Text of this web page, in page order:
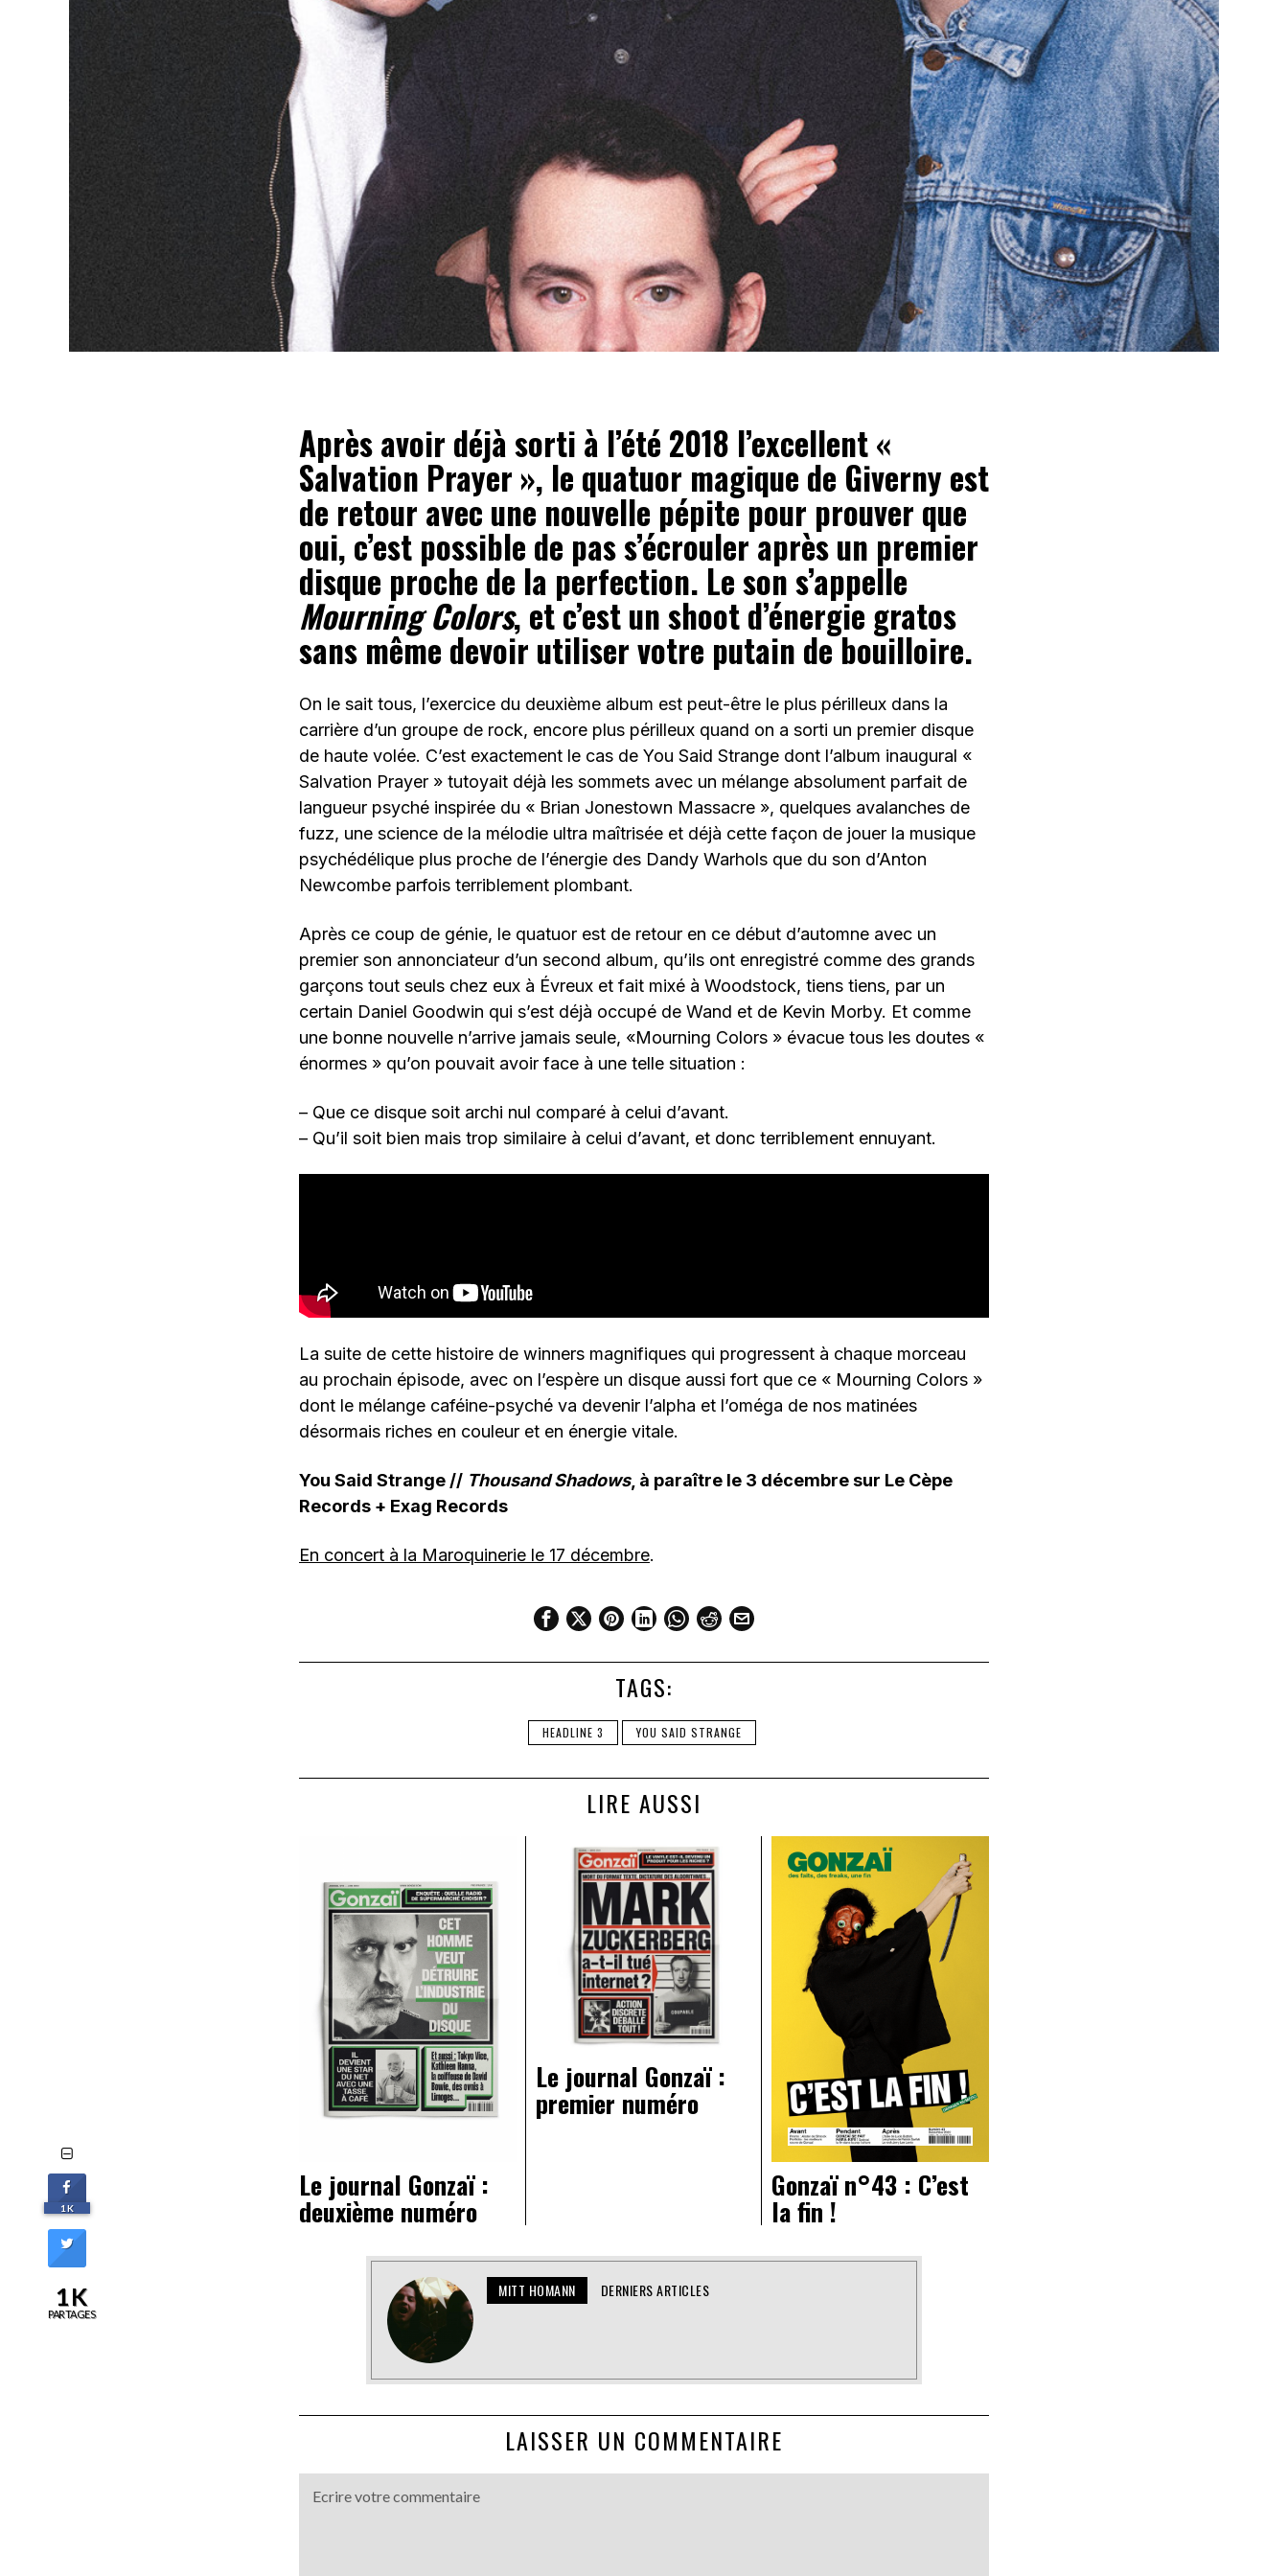
Après avoir déjà sorti à l’été 2018 l’excellent «
Salvation Prayer », le quatuor magique de Giverny est
de retour avec une nouvelle pépite pour prouver que
oui, c’est possible de pas s’écrouler après un premier
disque proche de la perfection. Le son s’appelle
Mourning Colors, et c’est un shoot d’énergie gratos
sans même devoir utiliser votre putain de bouilloire.
On le sait tous, l’exercice du deuxième album est peut-être le plus périlleux dans la
carrière d’un groupe de rock, encore plus périlleux quand on a sorti un premier disque
de haute volée. C’est exactement le cas de You Said Strange dont l’album inaugural «
Salvation Prayer » tutoyait déjà les sommets avec un mélange absolument parfait de
langueur psyché inspirée du « Brian Jonestown Massacre », quelques avalanches de
fuzz, une science de la mélodie ultra maîtrisée et déjà cette façon de jouer la musique
psychédélique plus proche de l’énergie des Dandy Warhols que du son d’Anton
Newcombe parfois terriblement plombant.
Après ce coup de génie, le quatuor est de retour en ce début d’automne avec un
premier son annonciateur d’un second album, qu’ils ont enregistré comme des grands
garçons tout seuls chez eux à Évreux et fait mixé à Woodstock, tiens tiens, par un
certain Daniel Goodwin qui s’est déjà occupé de Wand et de Kevin Morby. Et comme
une bonne nouvelle n’arrive jamais seule, «Mourning Colors » évacue tous les doutes «
énormes » qu’on pouvait avoir face à une telle situation :
– Que ce disque soit archi nul comparé à celui d’avant.
– Qu’il soit bien mais trop similaire à celui d’avant, et donc terriblement ennuyant.
La suite de cette histoire de winners magnifiques qui progressent à chaque morceau
au prochain épisode, avec on l’espère un disque aussi fort que ce « Mourning Colors »
dont le mélange caféine-psyché va devenir l’alpha et l’oméga de nos matinées
désormais riches en couleur et en énergie vitale.
You Said Strange // Thousand Shadows, à paraître le 3 décembre sur Le Cèpe
Records + Exag Records
En concert à la Maroquinerie le 17 décembre.
TAGS:
HEADLINE 3 YOU SAID STRANGE
LIRE AUSSI
Le journal Gonzaï :
deuxième numéro
Le journal Gonzaï :
premier numéro
Gonzaï n°43 : C’est
la fin !
MITT HOMANN DERNIERS ARTICLES
LAISSER UN COMMENTAIRE
1K
1K
PARTAGES